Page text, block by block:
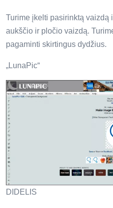
Turime įkelti pasirinktą vaizdą
aukščio ir pločio vaizdą.
pagaminti skirtingus dydžius.
„LunaPic“
DIDELIS